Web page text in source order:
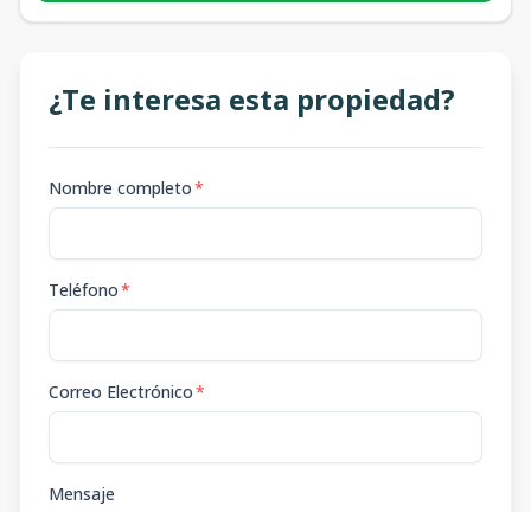
¿Te interesa esta propiedad?
Nombre completo*
Teléfono*
Correo Electrónico*
Mensaje